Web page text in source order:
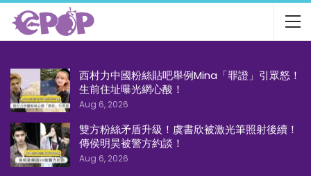
西村力中國粉絲貼吧舉例Mina「罪證」引眾怒！
生前住址曝光網心酸！
Aug 6, 2026
雙方粉絲矛盾升級！虞書欣被激光筆照射後續！
傳侯明昊被警方約談！
Aug 6, 2026